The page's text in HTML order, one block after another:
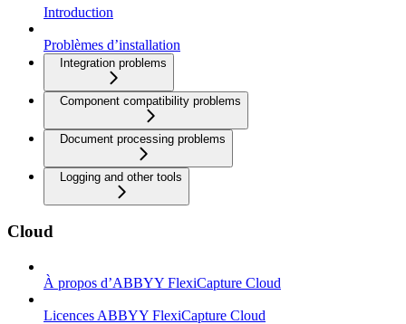
Introduction
Problèmes d’installation
Integration problems
Component compatibility problems
Document processing problems
Logging and other tools
Cloud
À propos d’ABBYY FlexiCapture Cloud
Licences ABBYY FlexiCapture Cloud